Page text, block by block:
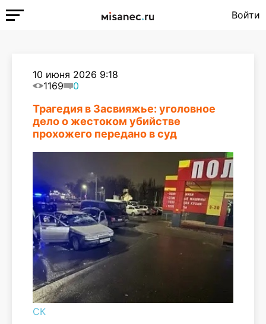
Войти
10 июня 2026 9:18
1169
0
Трагедия в Засвияжье: уголовное
дело о жестоком убийстве
прохожего передано в суд
СК